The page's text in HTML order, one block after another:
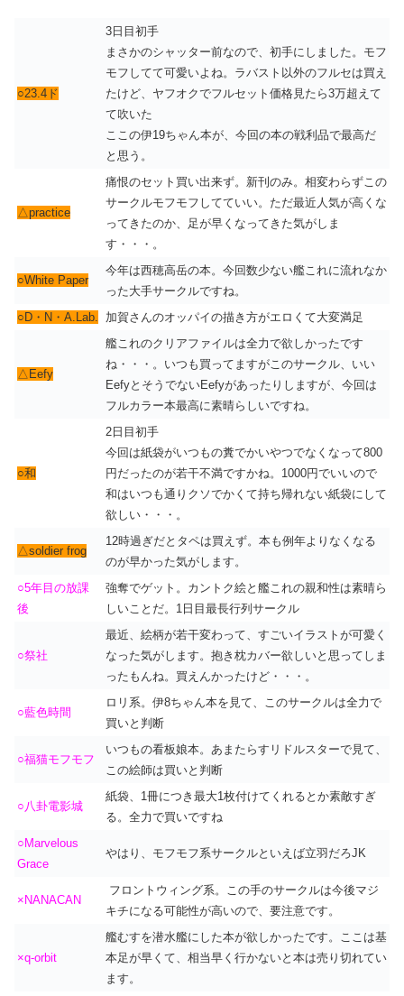
○23.4ド
3日目初手
まさかのシャッター前なので、初手にしました。モフ
モフしてて可愛いよね。ラバスト以外のフルセは買え
たけど、ヤフオクでフルセット価格見たら3万超えて
て吹いた
ここの伊19ちゃん本が、今回の本の戦利品で最高だ
と思う。
△practice
痛恨のセット買い出来ず。新刊のみ。相変わらずこの
サークルモフモフしてていい。ただ最近人気が高くな
ってきたのか、足が早くなってきた気がしま
す・・・。
○White Paper
今年は西穂高岳の本。今回数少ない艦これに流れなか
った大手サークルですね。
○D・N・A.Lab.
加賀さんのオッパイの描き方がエロくて大変満足
△Eefy
艦これのクリアファイルは全力で欲しかったです
ね・・・。いつも買ってますがこのサークル、いい
EefyとそうでないEefyがあったりしますが、今回は
フルカラー本最高に素晴らしいですね。
○和
2日目初手
今回は紙袋がいつもの糞でかいやつでなくなって800
円だったのが若干不満ですかね。1000円でいいので
和はいつも通りクソでかくて持ち帰れない紙袋にして
欲しい・・・。
△soldier frog
12時過ぎだとタペは買えず。本も例年よりなくなる
のが早かった気がします。
○5年目の放課
後
強奪でゲット。カントク絵と艦これの親和性は素晴ら
しいことだ。1日目最長行列サークル
○祭社
最近、絵柄が若干変わって、すごいイラストが可愛く
なった気がします。抱き枕カバー欲しいと思ってしま
ったもんね。買えんかったけど・・・。
○藍色時間
ロリ系。伊8ちゃん本を見て、このサークルは全力で
買いと判断
○福猫モフモフ
いつもの看板娘本。あまたらすリドルスターで見て、
この絵師は買いと判断
○八卦電影城
紙袋、1冊につき最大1枚付けてくれるとか素敵すぎ
る。全力で買いですね
○Marvelous
Grace
やはり、モフモフ系サークルといえば立羽だろJK
×NANACAN
フロントウィング系。この手のサークルは今後マジ
キチになる可能性が高いので、要注意です。
×q-orbit
艦むすを潜水艦にした本が欲しかったです。ここは基
本足が早くて、相当早く行かないと本は売り切れてい
ます。